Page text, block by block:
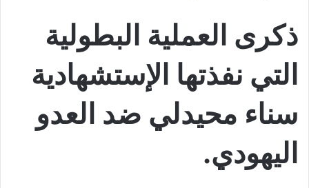
ذكرى العملية البطولية
التي نفذتها الإستشهادية
سناء محيدلي ضد العدو
اليهودي.